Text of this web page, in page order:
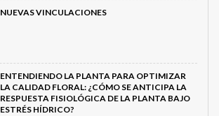
NUEVAS VINCULACIONES
ENTENDIENDO LA PLANTA PARA OPTIMIZAR
LA CALIDAD FLORAL: ¿CÓMO SE ANTICIPA LA
RESPUESTA FISIOLÓGICA DE LA PLANTA BAJO
ESTRÉS HÍDRICO?